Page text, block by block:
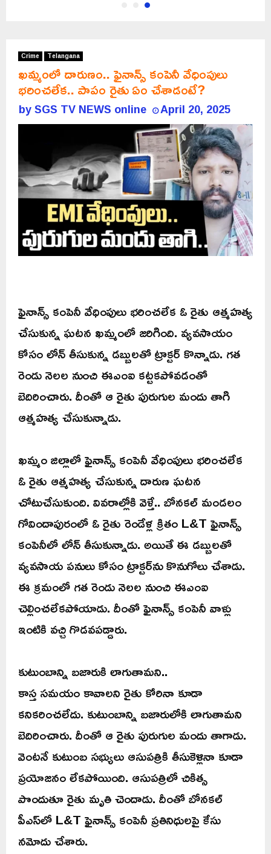
Crime Telangana
ఖమ్మంలో దారుణం.. ఫైనాన్స్ కంపెనీ వేధింపులు
భరించలేక.. పాపం రైతు ఏం చేశాడంటే?
bySGS TV NEWS online April 20, 2025
ఫైనాన్స్ కంపెనీ వేధింపులు భరించలేక ఓ రైతు ఆత్మహత్య
చేసుకున్న ఘటన ఖమ్మంలో జరిగింది. వ్యవసాయం
కోసం లోన్ తీసుకున్న డబ్బులతో ట్రాక్టర్ కొన్నాడు. గత
రెండు నెలల నుంచి ఈఎంఐ కట్టకపోవడంతో
బెదిరించారు. దీంతో ఆ రైతు పురుగుల మందు తాగి
ఆత్మహత్య చేసుకున్నాడు.
ఖమ్మం జిల్లాలో ఫైనాన్స్ కంపెనీ వేధింపులు భరించలేక
ఓ రైతు ఆత్మహత్య చేసుకున్న దారుణ ఘటన
చోటుచేసుకుంది. వివరాల్లోకి వెళ్తే.. బోనకల్ మండలం
గోవిందాపురంలో ఓ రైతు రెండేళ్ల క్రితం L&T ఫైనాన్స్
కంపెనీలో లోన్ తీసుకున్నాడు. అయితే ఈ డబ్బులతో
వ్యవసాయ పనులు కోసం ట్రాక్టర్‌ను కొనుగోలు చేశాడు.
ఈ క్రమంలో గత రెండు నెలల నుంచి ఈఎంఐ
చెల్లించలేకపోయాడు. దీంతో ఫైనాన్స్ కంపెనీ వాళ్లు
ఇంటికి వచ్చి గొడవపడ్డారు.
కుటుంబాన్ని బజారుకి లాగుతామని..
కాస్త సమయం కావాలని రైతు కోరినా కూడా
కనికరించలేదు. కుటుంబాన్ని బజారులోకి లాగుతామని
బెదిరించారు. దీంతో ఆ రైతు పురుగుల మందు తాగాడు.
వెంటనే కుటుంబ సభ్యులు ఆసుపత్రికి తీసుకెళ్లినా కూడా
ప్రయోజనం లేకపోయింది. ఆసుపత్రిలో చికిత్స
పొందుతూ రైతు మృతి చెందాడు. దీంతో బోనకల్
పీఎస్‌లో L&T ఫైనాన్స్ కంపెనీ ప్రతినిధులపై కేసు
నమోదు చేశారు.